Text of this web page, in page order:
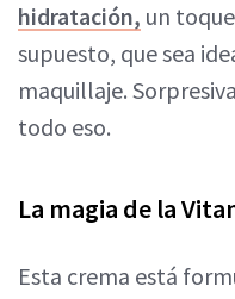
hidratación, un
supuesto, que sea
maquillaje.
todo eso.
La magia de la
Esta crema está